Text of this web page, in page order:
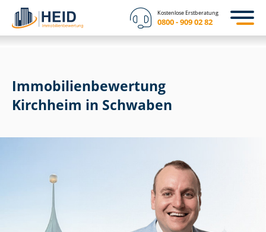
Kostenlose Erstberatung
0800 - 909 02 82
Immobilien­bewertung
Kirchheim in Schwaben